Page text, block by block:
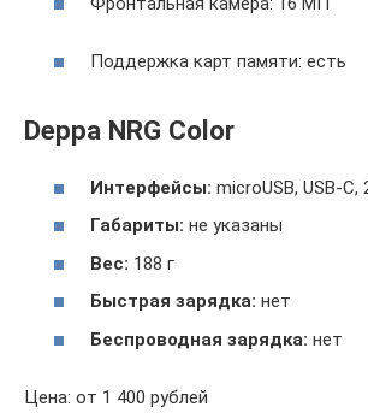
Поддержка карт памяти: есть
Deppa NRG Color
Интерфейсы: microUSB, USB-C,
Габариты: не указаны
Вес: 188 г
Быстрая зарядка: нет
Беспроводная зарядка: нет
Цена: от 1 400 рублей